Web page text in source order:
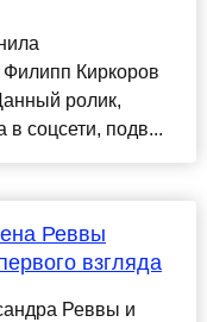
Филипп Киркоров
ролик,
соцсети, подв...
Реввы
взгляда
Реввы и